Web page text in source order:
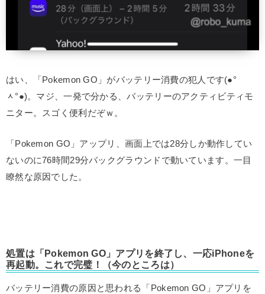
はい、「Pokemon GO」がバッテリー消費の犯人です(●°
ᆺ°●)。マジ、一発で分かる、バッテリーのアクティビティモ
ニター。スゴく便利だぞｗ。
「Pokemon GO」アップリ、画面上では28分しか動作してい
ないのに76時間29分バックグラウンドで動いています。一目
瞭然な原因でした。
処置は「Pokemon GO」アプリを終了し、一応iPhoneを
再起動。これで完璧！（今のところは）
バッテリー消費の原因と思われる「Pokemon GO」アプリを